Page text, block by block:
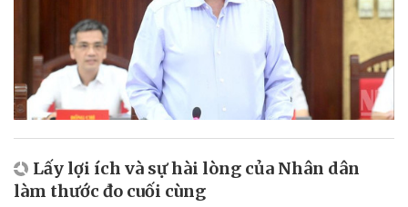
Lấy lợi ích và sự hài lòng của Nhân dân
làm thước đo cuối cùng